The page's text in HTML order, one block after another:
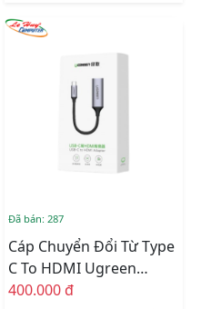
Đã bán: 287
Cáp Chuyển Đổi Từ Type
C To HDMI Ugreen
(70444)
400.000 đ